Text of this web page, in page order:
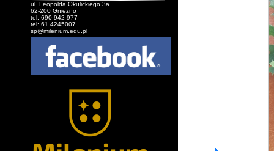
ul. Leopolda Okulickiego 3a
62-200 Gniezno
tel: 690-942-977
tel: 61 4245007
sp@milenium.edu.pl